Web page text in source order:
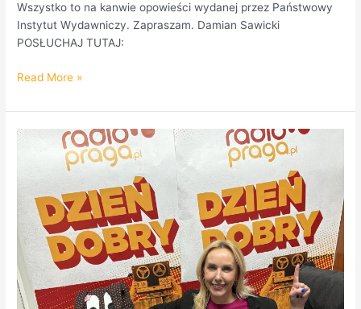
Wszystko to na kanwie opowieści wydanej przez Państwowy
Instytut Wydawniczy. Zapraszam. Damian Sawicki
POSŁUCHAJ TUTAJ:
Read More »
Prascy
nauczyciele
Dobro”
PODCAST!